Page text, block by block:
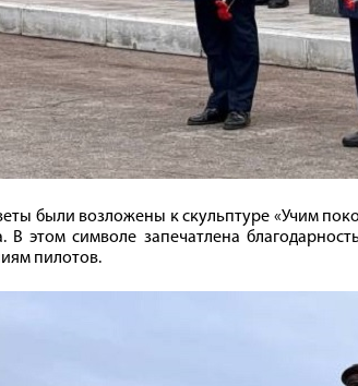
были возложены к скульптуре «Учим
В этом символе запечатлена
пилотов.